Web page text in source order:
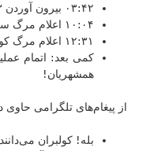
۰۳:۴۲ بیرون آوردن ۳ نفر دیگر از زیر برف
۱۰:۰۴ اعلام مرگ سه کولبر ۱۸، ۲۲ و ۲۷ ساله!
۱۲:۳۱ اعلام مرگ کولبر چهارم
همشهریان!
از پیغام‌های تلگرامی
بله! کولبران